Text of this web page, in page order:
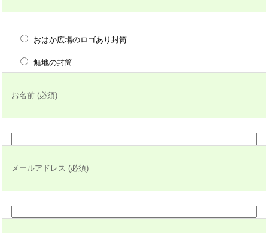
おはか広場のロゴあり封筒
無地の封筒
お名前 (必須)
メールアドレス (必須)